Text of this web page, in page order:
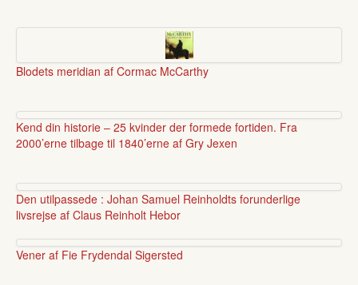
Blodets meridian af Cormac McCarthy
Kend din historie – 25 kvinder der formede fortiden. Fra
2000’erne tilbage til 1840’erne af Gry Jexen
Den utilpassede : Johan Samuel Reinholdts forunderlige
livsrejse af Claus Reinholt Hebor
Vener af Fie Frydendal Sigersted